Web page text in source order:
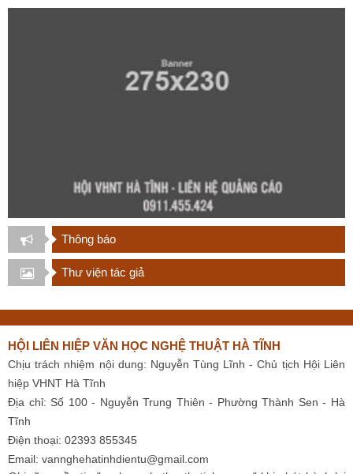
Thông báo
Thư viện tác giả
HỘI LIÊN HIỆP VĂN HỌC NGHỆ THUẬT HÀ TĨNH
Chịu trách nhiệm nội dung: Nguyễn Tùng Lĩnh - Chủ tịch Hội Liên
hiệp VHNT Hà Tĩnh
Địa chỉ: Số 100 - Nguyễn Trung Thiên - Phường Thành Sen - Hà
Tĩnh
Điện thoại: 02393 855345
Email: vannghehatinhdientu@gmail.com